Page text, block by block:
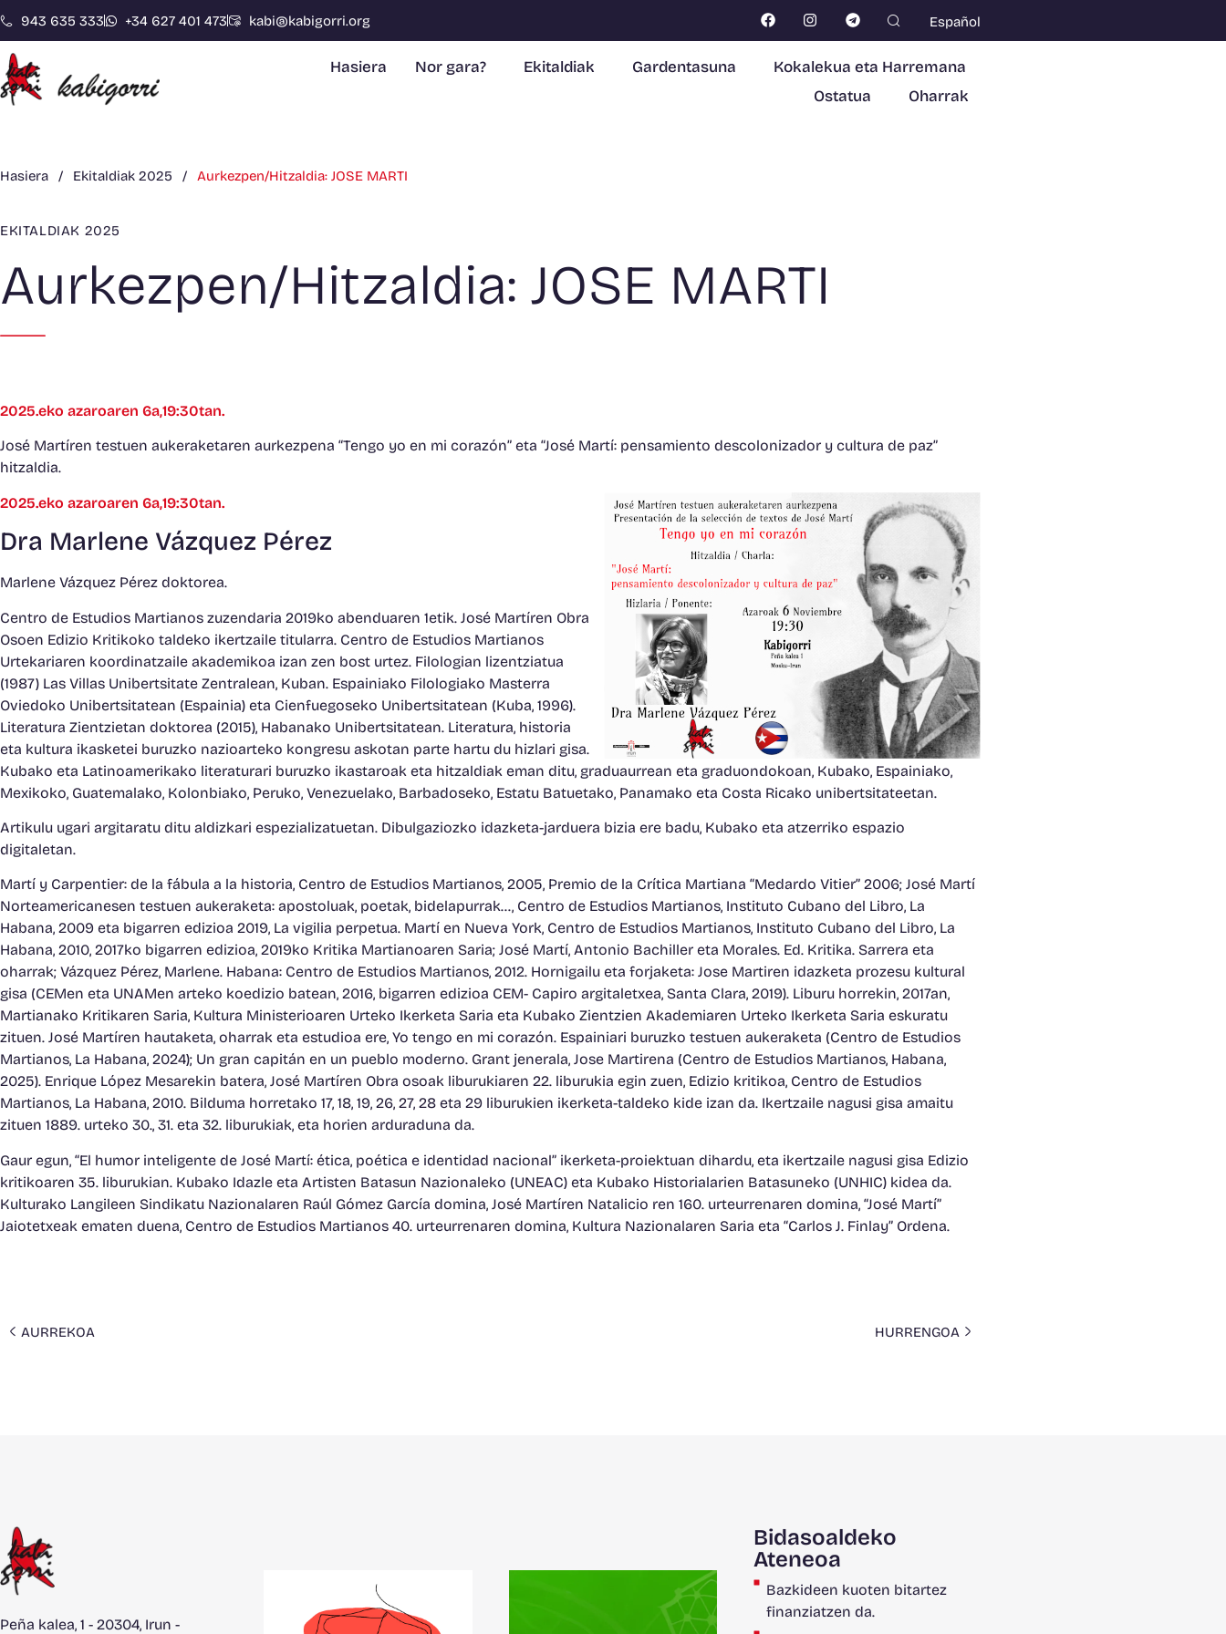
943 635 333 +34 627 401 473 kabi@kabigorri.org Español
Hasiera Nor gara? Ekitaldiak Gardentasuna
Kokalekua eta Harremana
Ostatua
Oharrak
Hasiera / Ekitaldiak 2025 / Aurkezpen/Hitzaldia: JOSE MARTI
EKITALDIAK 2025
Aurkezpen/Hitzaldia: JOSE MARTI
2025.eko azaroaren 6a,19:30tan.
José Martíren testuen aukeraketaren aurkezpena “Tengo yo en mi corazón” eta “José Martí: pensamiento descolonizador y cultura de paz”
hitzaldia.
2025.eko azaroaren 6a,19:30tan.
Dra Marlene Vázquez Pérez
Marlene Vázquez Pérez doktorea.
Centro de Estudios Martianos zuzendaria 2019ko abenduaren 1etik. José Martíren Obra
Osoen Edizio Kritikoko taldeko ikertzaile titularra. Centro de Estudios Martianos
Urtekariaren koordinatzaile akademikoa izan zen bost urtez. Filologian lizentziatua
(1987) Las Villas Unibertsitate Zentralean, Kuban. Espainiako Filologiako Masterra
Oviedoko Unibertsitatean (Espainia) eta Cienfuegoseko Unibertsitatean (Kuba, 1996).
Literatura Zientzietan doktorea (2015), Habanako Unibertsitatean. Literatura, historia
eta kultura ikasketei buruzko nazioarteko kongresu askotan parte hartu du hizlari gisa.
Kubako eta Latinoamerikako literaturari buruzko ikastaroak eta hitzaldiak eman ditu, graduaurrean eta graduondokoan, Kubako, Espainiako,
Mexikoko, Guatemalako, Kolonbiako, Peruko, Venezuelako, Barbadoseko, Estatu Batuetako, Panamako eta Costa Ricako unibertsitateetan.
Artikulu ugari argitaratu ditu aldizkari espezializatuetan. Dibulgaziozko idazketa-jarduera bizia ere badu, Kubako eta atzerriko espazio
digitaletan.
Martí y Carpentier: de la fábula a la historia, Centro de Estudios Martianos, 2005, Premio de la Crítica Martiana “Medardo Vitier” 2006; José Martí
Norteamericanesen testuen aukeraketa: apostoluak, poetak, bidelapurrak…, Centro de Estudios Martianos, Instituto Cubano del Libro, La
Habana, 2009 eta bigarren edizioa 2019, La vigilia perpetua. Martí en Nueva York, Centro de Estudios Martianos, Instituto Cubano del Libro, La
Habana, 2010, 2017ko bigarren edizioa, 2019ko Kritika Martianoaren Saria; José Martí, Antonio Bachiller eta Morales. Ed. Kritika. Sarrera eta
oharrak; Vázquez Pérez, Marlene. Habana: Centro de Estudios Martianos, 2012. Hornigailu eta forjaketa: Jose Martiren idazketa prozesu kultural
gisa (CEMen eta UNAMen arteko koedizio batean, 2016, bigarren edizioa CEM- Capiro argitaletxea, Santa Clara, 2019). Liburu horrekin, 2017an,
Martianako Kritikaren Saria, Kultura Ministerioaren Urteko Ikerketa Saria eta Kubako Zientzien Akademiaren Urteko Ikerketa Saria eskuratu
zituen. José Martíren hautaketa, oharrak eta estudioa ere, Yo tengo en mi corazón. Espainiari buruzko testuen aukeraketa (Centro de Estudios
Martianos, La Habana, 2024); Un gran capitán en un pueblo moderno. Grant jenerala, Jose Martirena (Centro de Estudios Martianos, Habana,
2025). Enrique López Mesarekin batera, José Martíren Obra osoak liburukiaren 22. liburukia egin zuen, Edizio kritikoa, Centro de Estudios
Martianos, La Habana, 2010. Bilduma horretako 17, 18, 19, 26, 27, 28 eta 29 liburukien ikerketa-taldeko kide izan da. Ikertzaile nagusi gisa amaitu
zituen 1889. urteko 30., 31. eta 32. liburukiak, eta horien arduraduna da.
Gaur egun, “El humor inteligente de José Martí: ética, poética e identidad nacional” ikerketa-proiektuan dihardu, eta ikertzaile nagusi gisa Edizio
kritikoaren 35. liburukian. Kubako Idazle eta Artisten Batasun Nazionaleko (UNEAC) eta Kubako Historialarien Batasuneko (UNHIC) kidea da.
Kulturako Langileen Sindikatu Nazionalaren Raúl Gómez García domina, José Martíren Natalicio ren 160. urteurrenaren domina, “José Martí”
Jaiotetxeak ematen duena, Centro de Estudios Martianos 40. urteurrenaren domina, Kultura Nazionalaren Saria eta “Carlos J. Finlay” Ordena.
AURREKOA HURRENGOA
Peña kalea, 1 - 20304, Irun -
Bidasoaldeko
Ateneoa
Bazkideen kuoten bitartez
finanziatzen da.